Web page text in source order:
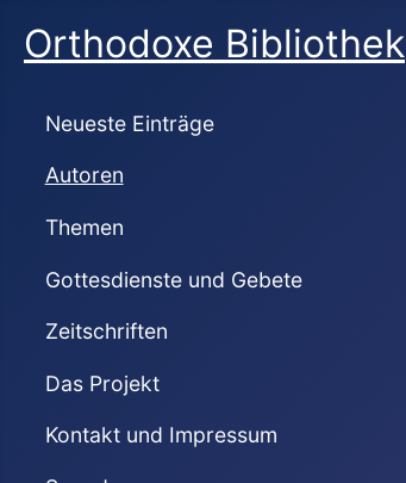
Orthodoxe Bibliothek
Neueste Einträge
Autoren
Themen
Gottesdienste und Gebete
Zeitschriften
Das Projekt
Kontakt und Impressum